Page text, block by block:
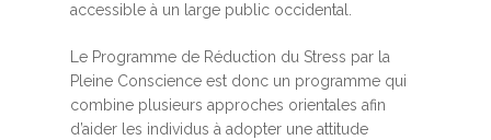
accessible à un large public occidental.
Le Programme de Réduction du Stress par la
Pleine Conscience est donc un programme qui
combine plusieurs approches orientales afin
d’aider les individus à adopter une attitude